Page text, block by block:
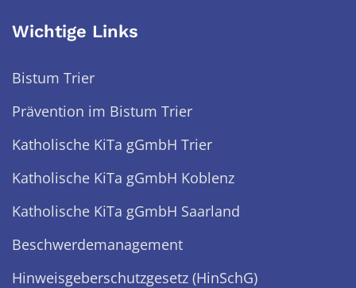
Wichtige Links
Bistum Trier
Prävention im Bistum Trier
Katholische KiTa gGmbH Trier
Katholische KiTa gGmbH Koblenz
Katholische KiTa gGmbH Saarland
Beschwerdemanagement
Hinweisgeberschutzgesetz (HinSchG)